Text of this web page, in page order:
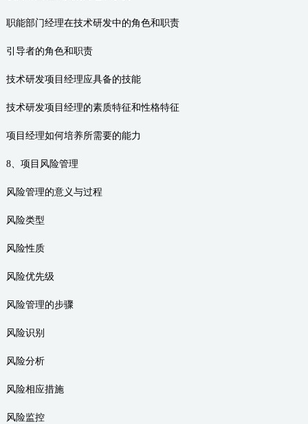
职能部门经理在技术研发中的角色和职责
引导者的角色和职责
技术研发项目经理应具备的技能
技术研发项目经理的素质特征和性格特征
项目经理如何培养所需要的能力
8、项目风险管理
风险管理的意义与过程
风险类型
风险性质
风险优先级
风险管理的步骤
风险识别
风险分析
风险相应措施
风险监控